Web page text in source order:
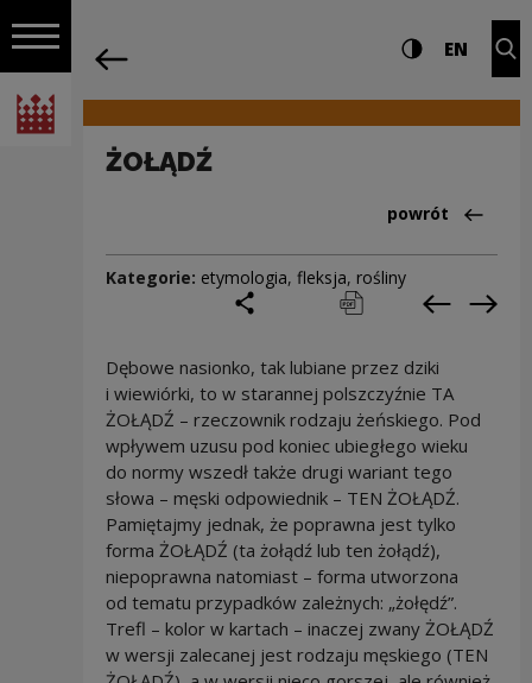
Włącz nawigację
Narodowe Centrum Kultury
Nawigacja Ustawienia i Wysoki
EN
ŻOŁĄDŹ
Powrót
powrót
Kategorie: etymologia, fleksja, rośliny
podziel się
drukuj pobierz
Dębowe nasionko, tak lubiane przez dziki
i wiewiórki, to w starannej polszczyźnie TA
ŻOŁĄDŹ – rzeczownik rodzaju żeńskiego. Pod
wpływem uzusu pod koniec ubiegłego wieku
do normy wszedł także drugi wariant tego
słowa – męski odpowiednik – TEN ŻOŁĄDŹ.
Pamiętajmy jednak, że poprawna jest tylko
forma ŻOŁĄDŹ (ta żołądź lub ten żołądź),
niepoprawna natomiast – forma utworzona
od tematu przypadków zależnych: „żołędź”.
Trefl – kolor w kartach – inaczej zwany ŻOŁĄDŹ
w wersji zalecanej jest rodzaju męskiego (TEN